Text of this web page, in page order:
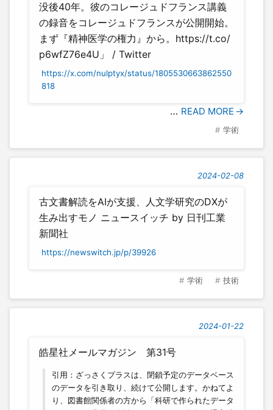
没後40年。彼のコレージュドフランス講義
の録音をコレージュドフランスが公開開始。
まず『精神医学の権力』から。https://t.co/
p6wfZ76e4U」 / Twitter
https://x.com/nulptyx/status/1805530663862550
818
… READ MORE
学術
2024-02-08
古文書解読をAIが支援、人文学研究のDXが
生み出すモノ ニュースイッチ by 日刊工業
新聞社
https://newswitch.jp/p/39926
学術 技術
2024-01-22
皓星社メールマガジン 第31号
引用：ざっさくプラスは、閉鎖予定のデータベース
のデータを引き取り、続けて公開します。かねてよ
り、図書館関係者の方から「科研で作られたデータ